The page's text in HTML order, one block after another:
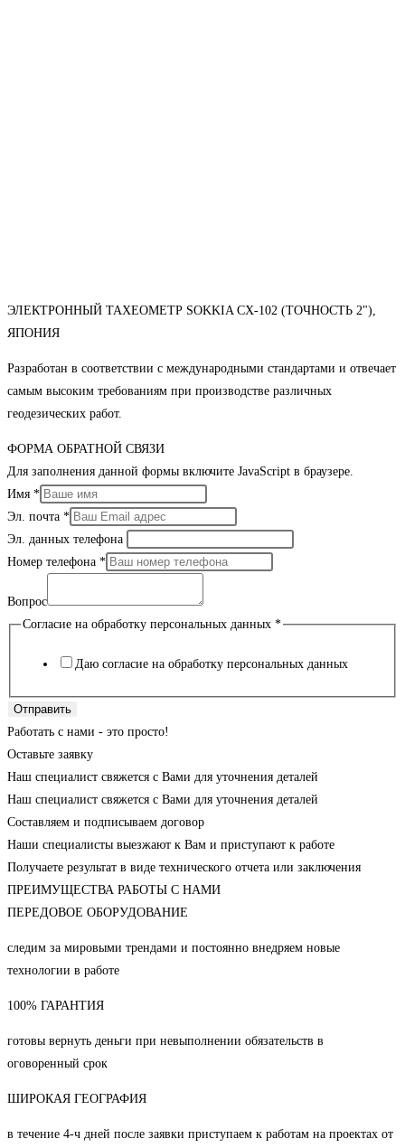
ЭЛЕКТРОННЫЙ ТАХЕОМЕТР SOKKIA CX-102 (ТОЧНОСТЬ 2"),
ЯПОНИЯ
Разработан в соответствии с международными стандартами и отвечает
самым высоким требованиям при производстве различных
геодезических работ.
ФОРМА ОБРАТНОЙ СВЯЗИ
Для заполнения данной формы включите JavaScript в браузере.
Имя *
Эл. почта *
Эл. данных телефона
Номер телефона *
Вопрос
Согласие на обработку персональных данных *
Даю согласие на обработку персональных данных
Отправить
Работать с нами - это просто!
Оставьте заявку
Наш специалист свяжется с Вами для уточнения деталей
Наш специалист свяжется с Вами для уточнения деталей
Составляем и подписываем договор
Наши специалисты выезжают к Вам и приступают к работе
Получаете результат в виде технического отчета или заключения
ПРЕИМУЩЕСТВА РАБОТЫ С НАМИ
ПЕРЕДОВОЕ ОБОРУДОВАНИЕ
следим за мировыми трендами и постоянно внедряем новые
технологии в работе
100% ГАРАНТИЯ
готовы вернуть деньги при невыполнении обязательств в
оговоренный срок
ШИРОКАЯ ГЕОГРАФИЯ
в течение 4-ч дней после заявки приступаем к работам на проектах от